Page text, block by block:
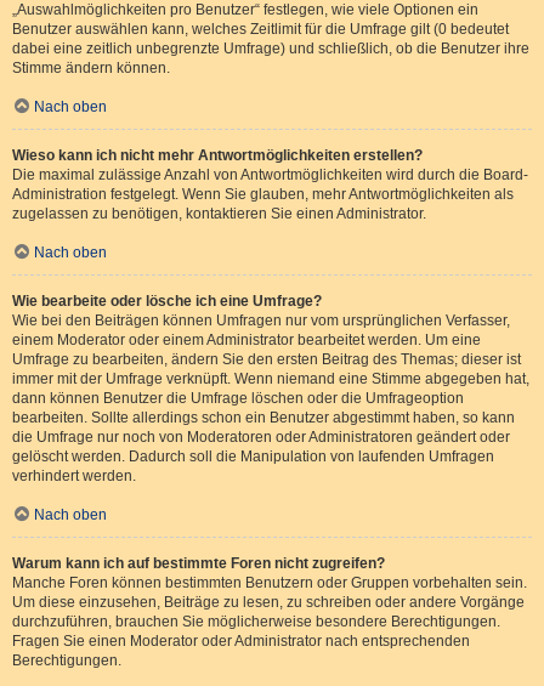
„Auswahlmöglichkeiten pro Benutzer“ festlegen, wie viele Optionen ein
Benutzer auswählen kann, welches Zeitlimit für die Umfrage gilt (0 bedeutet
dabei eine zeitlich unbegrenzte Umfrage) und schließlich, ob die Benutzer ihre
Stimme ändern können.
Nach oben
Wieso kann ich nicht mehr Antwortmöglichkeiten erstellen?
Die maximal zulässige Anzahl von Antwortmöglichkeiten wird durch die Board-
Administration festgelegt. Wenn Sie glauben, mehr Antwortmöglichkeiten als
zugelassen zu benötigen, kontaktieren Sie einen Administrator.
Nach oben
Wie bearbeite oder lösche ich eine Umfrage?
Wie bei den Beiträgen können Umfragen nur vom ursprünglichen Verfasser,
einem Moderator oder einem Administrator bearbeitet werden. Um eine
Umfrage zu bearbeiten, ändern Sie den ersten Beitrag des Themas; dieser ist
immer mit der Umfrage verknüpft. Wenn niemand eine Stimme abgegeben hat,
dann können Benutzer die Umfrage löschen oder die Umfrageoption
bearbeiten. Sollte allerdings schon ein Benutzer abgestimmt haben, so kann
die Umfrage nur noch von Moderatoren oder Administratoren geändert oder
gelöscht werden. Dadurch soll die Manipulation von laufenden Umfragen
verhindert werden.
Nach oben
Warum kann ich auf bestimmte Foren nicht zugreifen?
Manche Foren können bestimmten Benutzern oder Gruppen vorbehalten sein.
Um diese einzusehen, Beiträge zu lesen, zu schreiben oder andere Vorgänge
durchzuführen, brauchen Sie möglicherweise besondere Berechtigungen.
Fragen Sie einen Moderator oder Administrator nach entsprechenden
Berechtigungen.